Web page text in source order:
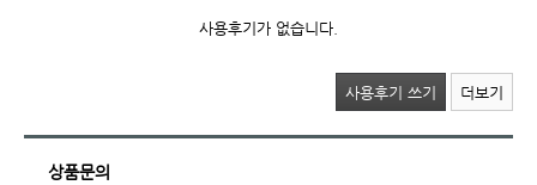
사용후기가 없습니다.
사용후기 쓰기 더보기
상품문의